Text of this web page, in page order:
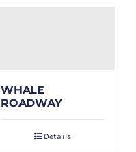
WHALE
ROADWAY
Details